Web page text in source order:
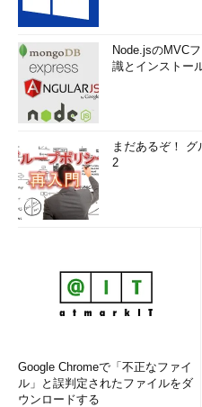
3Dグラフィックス・カードは不
ところでこのRDP 7.1は従来の
異なり、新しい転送方式を採用
ックスを想定していたため、画
どを送信するだけでも十分であ
えていた。
だが3Dグラフィックスの場合
えばゲームなどでは、画面全体
と、ビデオ画面のように画面全
とが望まれる。そこで従来の
プ・データを効率よく更新す
タの圧縮、エンコードにはGPU
荷を抑えている。また、このよ
ウェアを追加して利用するこ
ア機能は従来のシン・クライア
プの専用端末）にも十分実装で
Node.jsのMVC
識とインストー
まだあるぞ！ グ
2
Google Chromeで「不正なファイ
ル」と誤判定されたファイルをダ
ウンロードする